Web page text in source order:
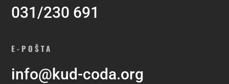
031/230 691
E-POŠTA
info@kud-coda.org